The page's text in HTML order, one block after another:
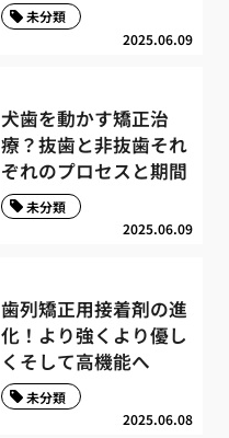
2025.06.09
未分類
犬歯を動かす矯正治
療？抜歯と非抜歯それ
ぞれのプロセスと期間
2025.06.09
未分類
歯列矯正用接着剤の進
化！より強くより優し
くそして高機能へ
2025.06.08
未分類